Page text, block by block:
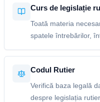
Curs de legislație
Toată materia
spatele întrebărilor,
Codul Rutier
Verifică baza legală
despre legislația